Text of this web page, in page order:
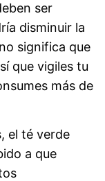
ser
disminuir la
significa que
que vigiles tu
más de
el té verde
a que